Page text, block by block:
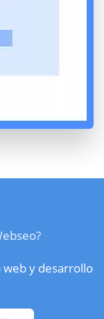
web y desarrollo